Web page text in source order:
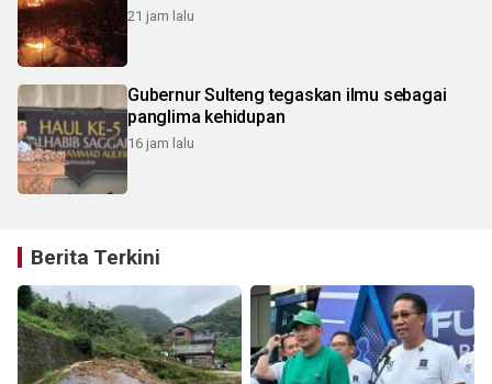
21 jam lalu
Gubernur Sulteng tegaskan ilmu sebagai
panglima kehidupan
16 jam lalu
Berita Terkini